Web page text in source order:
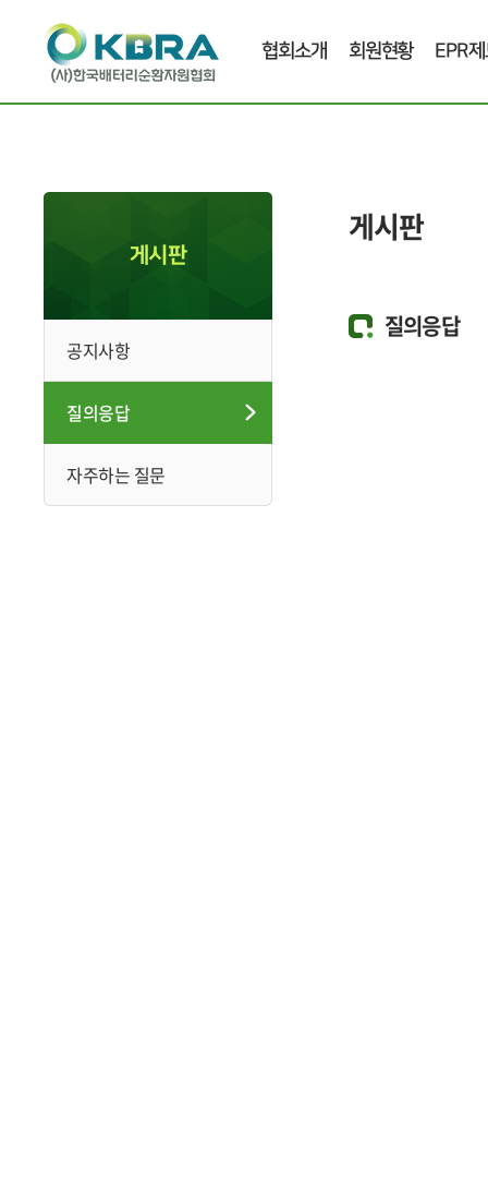
협회소개 회원현황 EPR
게시판
공지사항
질의응답
자주하는 질문
게시판
질의응답